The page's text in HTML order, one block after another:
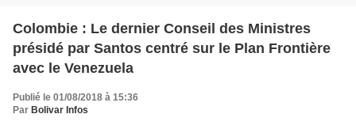
Colombie : Le dernier Conseil des Ministres
présidé par Santos centré sur le Plan Frontière
avec le Venezuela
Publié le 01/08/2018 à 15:36
Par Bolivar Infos